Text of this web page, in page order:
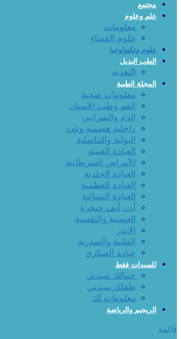
مجتمع
علم وعلوم
معلومات
علوم الفضاء
علوم وتكنولوجيا
الطب البديل
التغذية
المجلة الطبية
معلومات صحية
الفم وطب الأسنان
الدم والشرايين
داخلية هضمية وغدد
البولية والتناسلية
العيادة العينية
الأمراض السرطانية
العيادة الجلدية
العيادة العظمية
العيادة النسائية
أذن أنف حنجرة
العصبية والنفسية
الإيدز
القلبية والصدرية
عيادة السكري
للسيدات فقط
جمالك سيدتي
طفلك سيدتي
معلومات لك
الريجيم والرياضة
قائمة